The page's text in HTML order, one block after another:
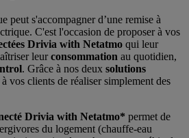
peut s'accompagner d’une remise à
C'est l'occasion de proposer à vos
Drivia with Netatmo qui leur
leurconsommation au quotidien,
. Grâce à nos deux solutions
vos clients de réaliser simplement des
Drivia with Netatmo* permet de
du logement (chauffe-eau